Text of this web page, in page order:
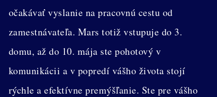
očakávať vyslanie na pracovnú cestu od
zamestnávateľa. Mars totiž vstupuje do 3.
domu, až do 10. mája ste pohotový v
komunikácii a v popredí vášho života stojí
rýchle a efektívne premýšľanie. Ste pre vášho